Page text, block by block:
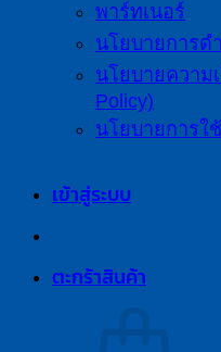
พาร์ทเนอร์
นโยบายการด
นโยบายความ
Policy)
นโยบายการใ
เข้าสู่ระบบ
ตะกร้าสินค้า